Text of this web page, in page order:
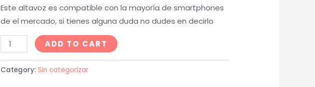
Este altavoz es compatible con la mayoría de smartphones
de el mercado, si tienes alguna duda no dudes en decirlo
ADD TO CART
Category: Sin categorizar